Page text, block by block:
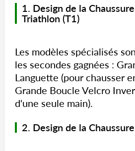
1. Design de la
Triathlon (T1)
Les modèles spécialisés
les secondes gagnées :
Languette (pour chausser
Grande Boucle Velcro
d'une seule main).
2. Design de la